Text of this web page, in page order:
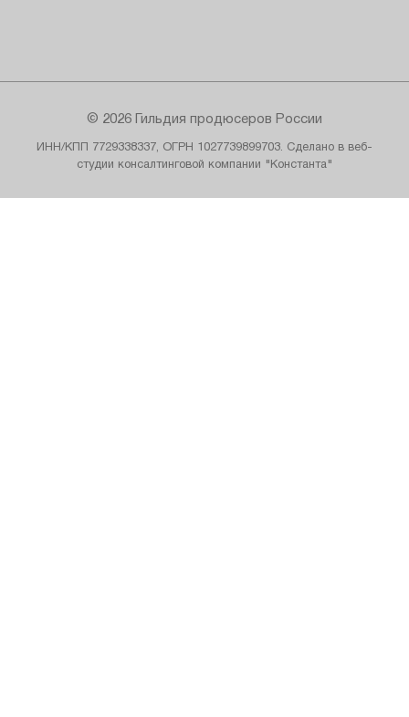
© 2026 Гильдия продюсеров России
ИНН/КПП 7729338337, ОГРН 1027739899703. Сделано в веб-
студии консалтинговой компании "Константа"